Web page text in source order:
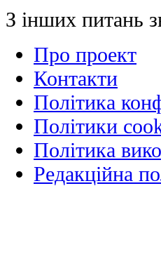
З інших питань
Про проект
Контакти
Політика
Політики
Політика
Редакційна